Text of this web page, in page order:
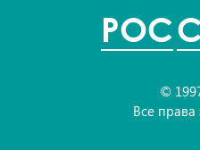
POC
©
Все